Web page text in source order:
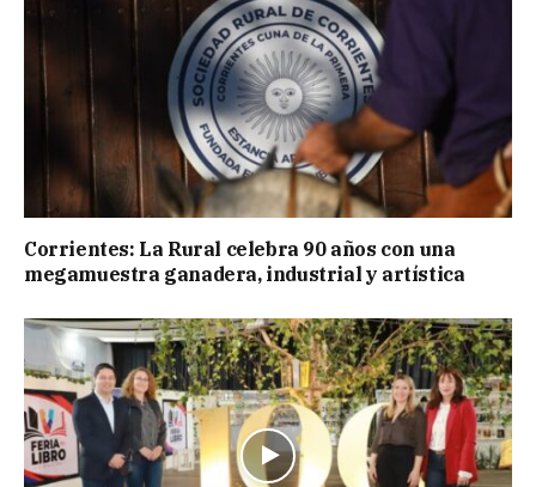
Corrientes: La Rural celebra 90 años con una
megamuestra ganadera, industrial y artística